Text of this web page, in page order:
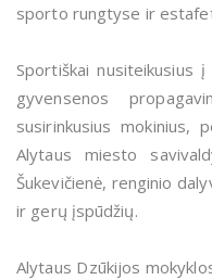
sporto rungtyse ir
Sportiškai
gyvensenos
susirinkusius mokinius,
Alytaus miesto
Šukevičienė, renginio
ir gerų įspūdžių.
Alytaus Dzūkijos